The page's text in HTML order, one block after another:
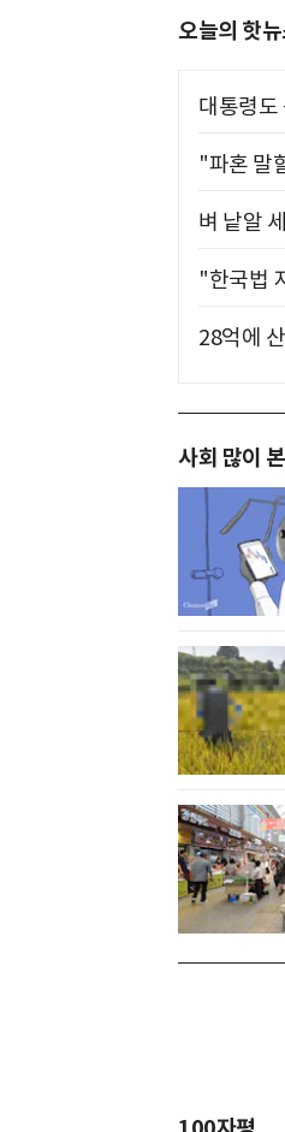
오늘의 핫
대통령
"파혼 말
벼 낱알
"한국법
28억에
사회 많이